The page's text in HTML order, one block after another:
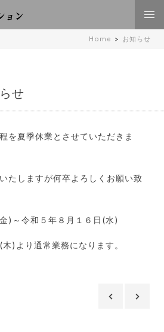
Home > お知らせ
せ
を夏季休業とさせていただきま
たしますが何卒よろしくお願い致
)～令和５年８月１６日(水)
)より通常業務になります。